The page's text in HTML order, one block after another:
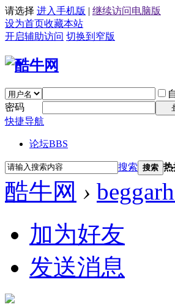
请选择 进入手机版 | 继续访问电脑版
设为首页收藏本站
开启辅助访问 切换到窄版
密码
快捷导航
论坛BBS
搜索 搜索 热
酷牛网 ›
加为好友
发送消息